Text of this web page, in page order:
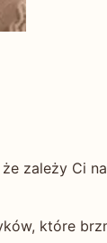
zależy Ci
które